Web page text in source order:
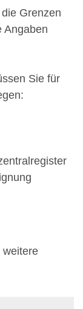
Grenzen
Angaben
Sie für
weitere